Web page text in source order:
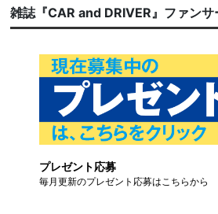
雑誌『CAR and DRIVER』ファン
プレゼント応募
毎月更新のプレゼント応募はこちらから